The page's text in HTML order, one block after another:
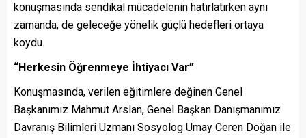
konuşmasında sendikal mücadelenin hatırlatırken aynı
zamanda, de geleceğe yönelik güçlü hedefleri ortaya
koydu.
“Herkesin Öğrenmeye İhtiyacı Var”
Konuşmasında, verilen eğitimlere değinen Genel
Başkanımız Mahmut Arslan, Genel Başkan Danışmanımız
Davranış Bilimleri Uzmanı Sosyolog Umay Ceren Doğan ile